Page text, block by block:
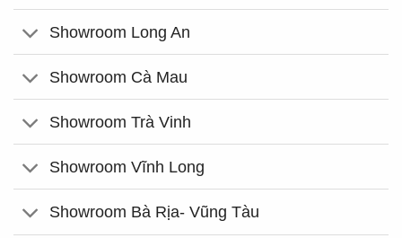
Showroom Long An
Showroom Cà Mau
Showroom Trà Vinh
Showroom Vĩnh Long
Showroom Bà Rịa- Vũng Tàu